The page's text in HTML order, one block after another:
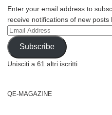
Enter your email address to
receive notifications of new posts
Email
Address
Subscribe
Unisciti a 61 altri iscritti
QE-MAGAZINE